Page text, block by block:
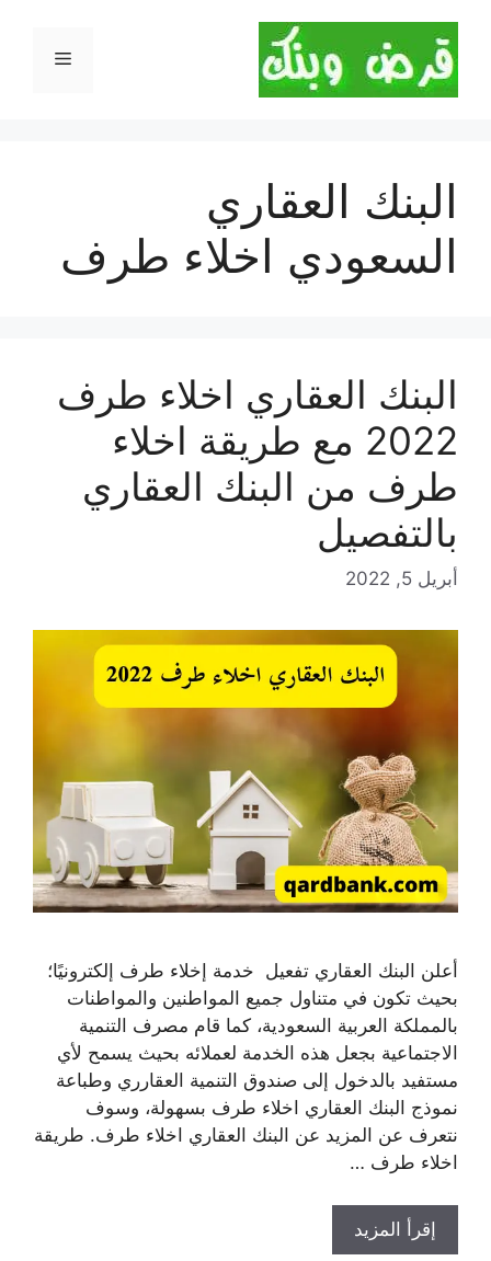
المحتوى
القائمة
البنك العقاري
السعودي اخلاء طرف
البنك العقاري اخلاء طرف
2022 مع طريقة اخلاء
طرف من البنك العقاري
بالتفصيل
أبريل 5, 2022
أعلن البنك العقاري تفعيل خدمة إخلاء طرف إلكترونيًا؛
بحيث تكون في متناول جميع المواطنين والمواطنات
بالمملكة العربية السعودية، كما قام مصرف التنمية
الاجتماعية بجعل هذه الخدمة لعملائه بحيث يسمح لأي
مستفيد بالدخول إلى صندوق التنمية العقارري وطباعة
نموذج البنك العقاري اخلاء طرف بسهولة، وسوف
نتعرف عن المزيد عن البنك العقاري اخلاء طرف. طريقة
اخلاء طرف …
إقرأ المزيد